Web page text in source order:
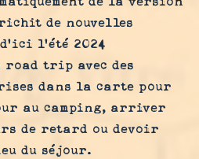
de nouvelles
l’été 2024
trip avec des
dans la carte pour
au camping, arriver
de retard ou devoir
du séjour.